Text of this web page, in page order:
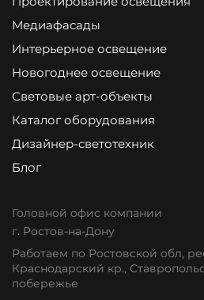
Медиафасады
Интерьерное освещение
Новогоднее освещение
Световые арт-объекты
Каталог оборудования
Дизайнер-светотехник
Блог
Головной офис компании
г. Ростов-на-Дону
Работаем по Ростовской обл,
Краснодарский кр.,
побережье